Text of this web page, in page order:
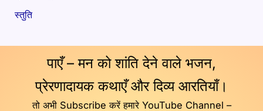
स्तुति
पाएँ – मन को शांति देने वाले भजन,
प्रेरणादायक कथाएँ और दिव्य आरतियाँ।
तो अभी Subscribe करें हमारे YouTube Channel –